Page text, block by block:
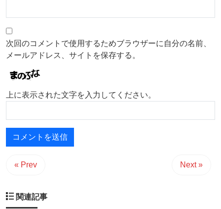
次回のコメントで使用するためブラウザーに自分の名前、
メールアドレス、サイトを保存する。
上に表示された文字を入力してください。
« Prev Next »
関連記事